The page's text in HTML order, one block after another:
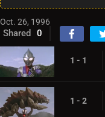
Oct. 26, 1996
Shared 0
1 - 1
1 - 2